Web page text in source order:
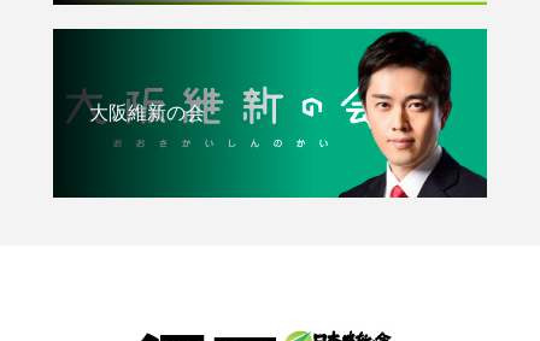
大阪維新の会